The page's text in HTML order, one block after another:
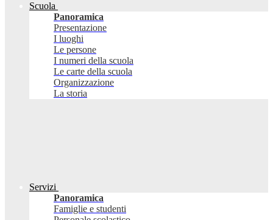
Scuola
Panoramica
Presentazione
I luoghi
Le persone
I numeri della scuola
Le carte della scuola
Organizzazione
La storia
Servizi
Panoramica
Famiglie e studenti